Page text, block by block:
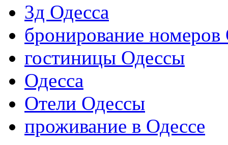
3д Одесса
бронирование номеров
гостиницы Одессы
Одесса
Отели Одессы
проживание в Одессе